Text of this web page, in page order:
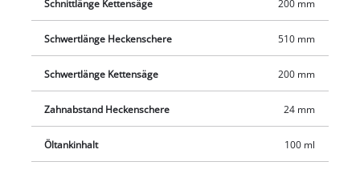
Schnittlänge Kettensäge 200 mm
Schwertlänge Heckenschere 510 mm
Schwertlänge Kettensäge 200 mm
Zahnabstand Heckenschere 24 mm
Öltankinhalt 100 ml